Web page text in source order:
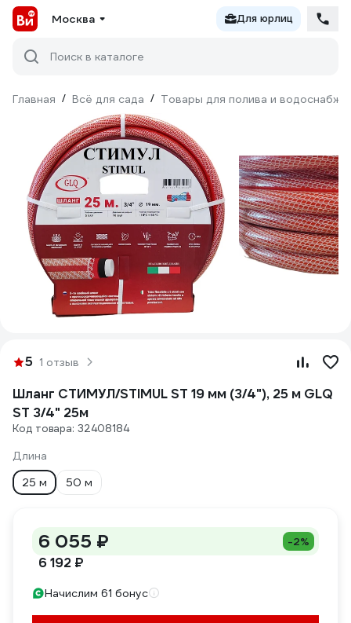
Москва Для юрлиц
Поиск в каталоге
Главная / Всё для сада / Товары для полива и
5 1 отзыв
Шланг СТИМУЛ/STIMUL ST 19 мм (3/4"), 25 м GLQ
ST 3/4" 25м
Код товара: 32408184
Длина
25 м
50 м
6 055 ₽ -2%
6 192 ₽
Начислим 61 бонус